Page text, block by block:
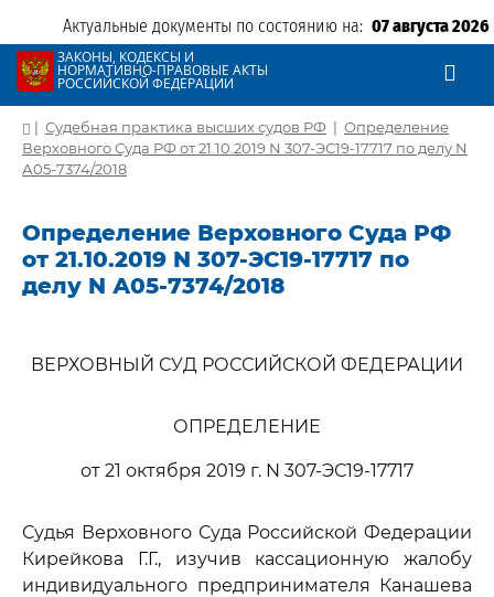
Актуальные документы по состоянию на: 07 августа 2026
ЗАКОНЫ, КОДЕКСЫ И
НОРМАТИВНО-ПРАВОВЫЕ АКТЫ
РОССИЙСКОЙ ФЕДЕРАЦИИ
| Судебная практика высших судов РФ | Определение
Верховного Суда РФ от 21.10.2019 N 307-ЭС19-17717 по делу N
А05-7374/2018
Определение Верховного Суда РФ
от 21.10.2019 N 307-ЭС19-17717 по
делу N А05-7374/2018
ВЕРХОВНЫЙ СУД РОССИЙСКОЙ ФЕДЕРАЦИИ
ОПРЕДЕЛЕНИЕ
от 21 октября 2019 г. N 307-ЭС19-17717
Судья Верховного Суда Российской Федерации
Кирейкова Г.Г., изучив кассационную жалобу
индивидуального предпринимателя Канашева